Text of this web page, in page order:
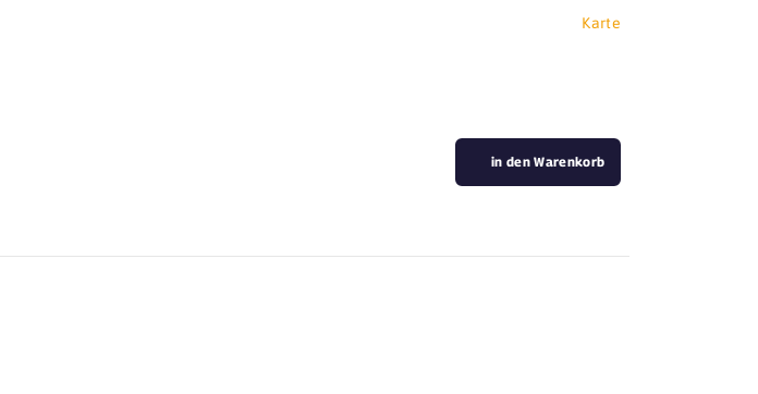
Karte
in den Warenkorb